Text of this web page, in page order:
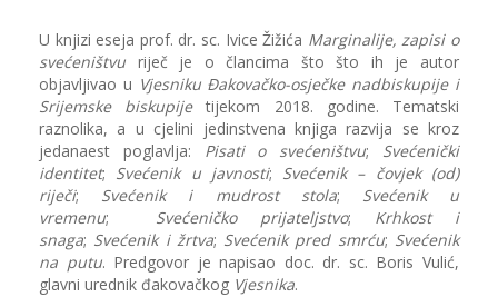
U knjizi eseja prof. dr. sc. Ivice Žižića Marginalije, zapisi o
svećeništvu riječ je o člancima što što ih je autor
objavljivao u Vjesniku Đakovačko-osječke nadbiskupije i
Srijemske biskupijetijekom 2018. godine. Tematski
raznolika, a u cjelini jedinstvena knjiga razvija se kroz
jedanaest poglavlja: Pisati o svećeništvu; Svećenički
identitet; Svećenik u javnosti; Svećenik – čovjek (od)
riječi; Svećenik i mudrost stola; Svećenik u
vremenu; Svećeničko prijateljstvo; Krhkost i
snaga; Svećenik i žrtva; Svećenik pred smrću; Svećenik
na putu. Predgovor je napisao doc. dr. sc. Boris Vulić,
glavni urednik đakovačkog Vjesnika.